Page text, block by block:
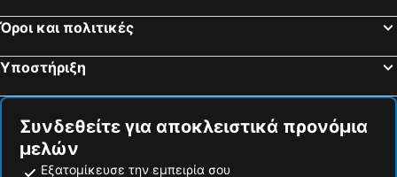
Όροι και πολιτικές
Υποστήριξη
Συνδεθείτε για αποκλειστικά προνόμια
μελών
Εξατομίκευσε την εμπειρία σου